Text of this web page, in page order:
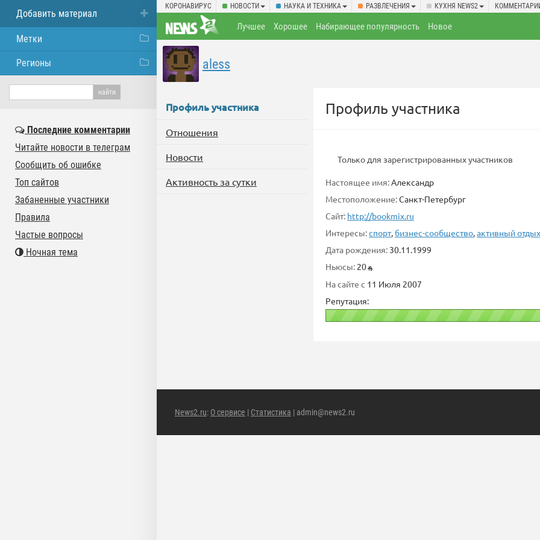
КОРОНАВИРУС НОВОСТИ НАУКА И ТЕХНИКА РАЗВЛЕЧЕНИЯ КУХНЯ NEWS2
Лучшее Хорошее Набирающее популярность Новое
aless
Профиль участника
Отношения
Новости
Активность за сутки
Профиль участника
Только для зарегистрированных участников
Настоящее имя:Александр
Местоположение:Санкт-Петербург
Сайт: http://bookmix.ru
Интересы:спорт, бизнес-сообщество,активный отдых
Дата рождения: 30.11.1999
Ньюсы: 20
На сайте с 11 Июля 2007
Репутация:
News2.ru: О сервисе | Статистика | admin@news2.ru
Добавить материал
Метки
Регионы
Последние комментарии
Читайте новости в телеграм
Сообщить об ошибке
Топ сайтов
Забаненные участники
Правила
Частые вопросы
Ночная тема